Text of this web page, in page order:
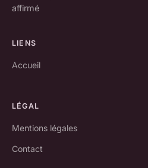
affirmé
LIENS
Accueil
LÉGAL
Mentions légales
Contact